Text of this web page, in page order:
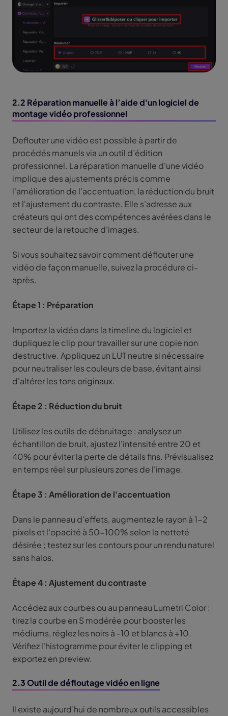
2.2 Réparation manuelle à l’aide d'un logiciel de
montage vidéo professionnel
Deflouter une vidéo est possible à partir de
procédés manuels via un outil d’édition
professionnel. La réparation manuelle d'une vidéo
implique des ajustements précis comme
l'amélioration de l'accentuation, la réduction du bruit
et l'ajustement du contraste. Elle s’adresse aux
créateurs qui ont des compétences avérées dans le
secteur de la retouche d’images.
Si vous souhaitez savoir comment déflouter une
vidéo de façon manuelle, suivez la procédure ci-
après.
Étape 1 : Préparation
Importez la vidéo dans la timeline du logiciel et
dupliquez le clip pour travailler sur une copie non
destructive. Appliquez un LUT neutre si nécessaire
pour neutraliser les couleurs de base, évitant ainsi
d'altérer les tons originaux.
Étape 2 : Réduction du bruit
Utilisez les outils de débruitage : analysez un
échantillon de bruit, ajustez l'intensité entre 20 et
40% pour éviter la perte de détails fins. Prévisualisez
en temps réel sur plusieurs zones de l'image.
Étape 3 : Amélioration de l'accentuation
Dans le panneau d'effets, augmentez le rayon à 1-2
pixels et l'opacité à 50-100% selon la netteté
désirée ; testez sur les contours pour un rendu naturel
sans halos.
Étape 4 : Ajustement du contraste
Accédez aux courbes ou au panneau Lumetri Color :
tirez la courbe en S modérée pour booster les
médiums, réglez les noirs à -10 et blancs à +10.
Vérifiez l'histogramme pour éviter le clipping et
exportez en preview.
2.3 Outil de défloutage vidéo en ligne
Il existe aujourd’hui de nombreux outils accessibles